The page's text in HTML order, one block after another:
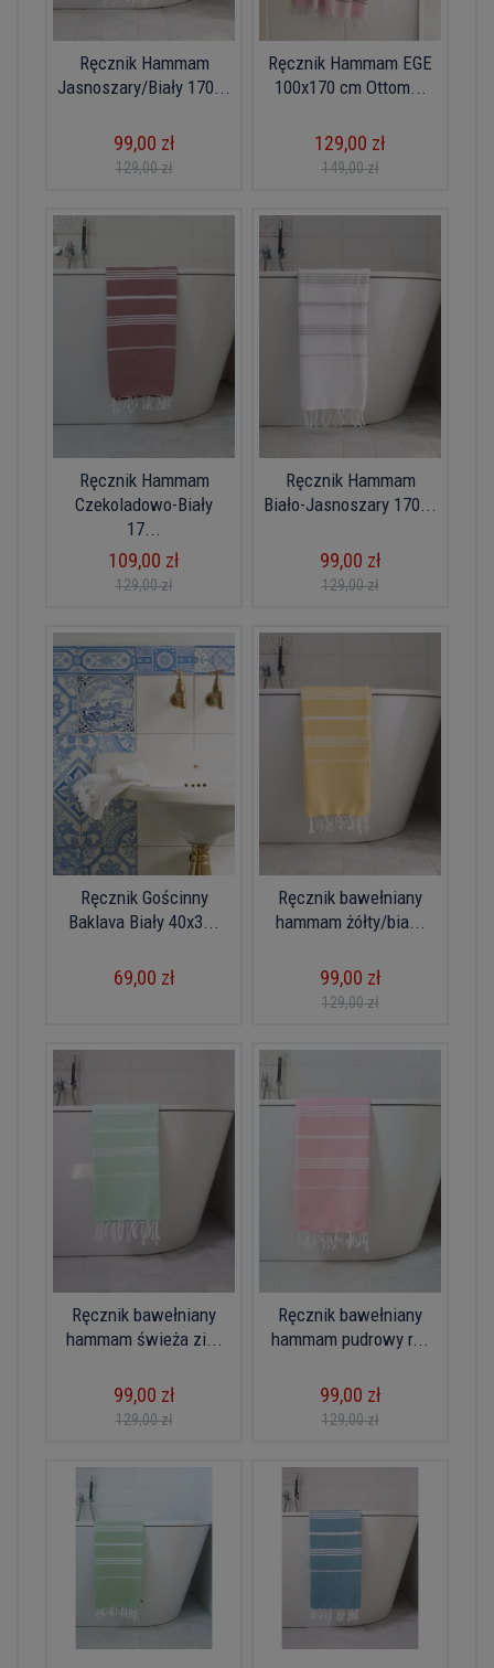
Ręcznik Hammam
Jasnoszary/Biały 170...
99,00 zł
129,00 zł
Ręcznik Hammam EGE
100x170 cm Ottom...
129,00 zł
149,00 zł
Ręcznik Hammam
Czekoladowo-Biały
17...
109,00 zł
129,00 zł
Ręcznik Hammam
Biało-Jasnoszary 170...
99,00 zł
129,00 zł
Ręcznik Gościnny
Baklava Biały 40x3...
69,00 zł
Ręcznik bawełniany
hammam żółty/bia...
99,00 zł
129,00 zł
Ręcznik bawełniany
hammam świeża zi...
99,00 zł
129,00 zł
Ręcznik bawełniany
hammam pudrowy r...
99,00 zł
129,00 zł